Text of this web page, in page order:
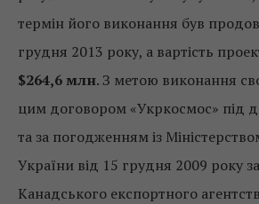
термін його виконання був
грудня 2013 року, а вартість
$264,6 млн. З метою виконання
цим договором «Укркосмос» під
та за погодженням із
України від 15 грудня 2009 року
Канадського експортного